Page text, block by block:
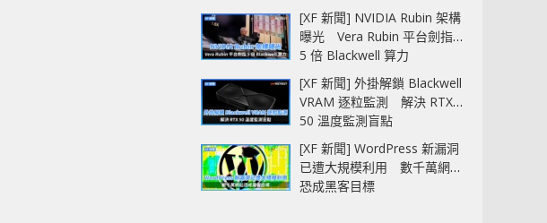
[XF 新聞] NVIDIA Rubin 架構
曝光 Vera Rubin 平台劍指
5 倍 Blackwell 算力
[XF 新聞] 外掛解鎖 Blackwell
VRAM 逐粒監測 解決 RTX
50 溫度監測盲點
[XF 新聞] WordPress 新漏洞
已遭大規模利用 數千萬網站
恐成黑客目標